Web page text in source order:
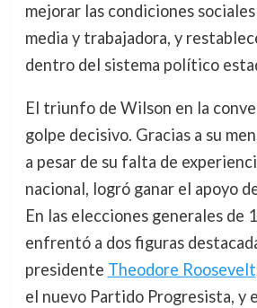
mejorar las condiciones
media y trabajadora, y
dentro del sistema político
El triunfo de Wilson en la
golpe decisivo. Gracias a su
a pesar de su falta de
nacional, logró ganar el apoyo
En las elecciones generales de
enfrentó a dos figuras
presidente Theodore Roosevelt
el nuevo Partido Progresista, y